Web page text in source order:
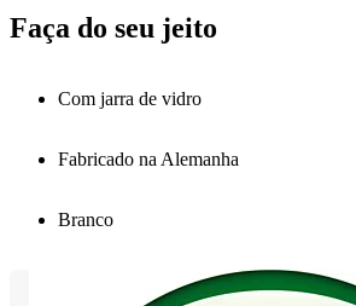
Faça do seu jeito
Com jarra de vidro
Fabricado na Alemanha
Branco